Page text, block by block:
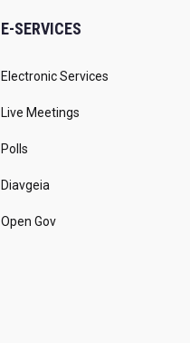
E-SERVICES
Electronic Services
Live Meetings
Polls
Diavgeia
Open Gov